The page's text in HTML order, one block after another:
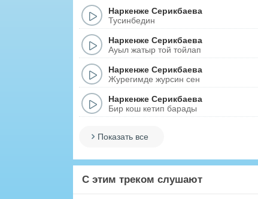
Наркенже Серикбаева
Тусинбедин
Наркенже Серикбаева
Ауыл жатыр той тойлап
Наркенже Серикбаева
Журегимде журсин сен
Наркенже Серикбаева
Бир кош кетип барады
Показать все
С этим треком слушают